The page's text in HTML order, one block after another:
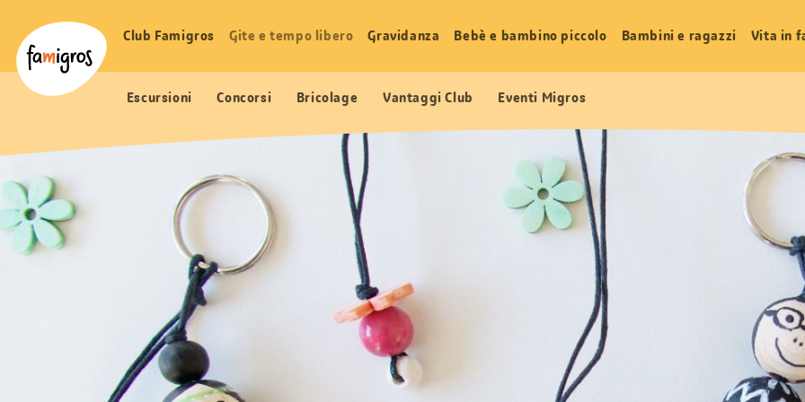
segnalibri
Logo
Navigazione
Club Famigros Gite e tempo libero Gravidanza Bebè e bambino piccolo Bambini e ragazzi Vita in
Escursioni Concorsi Bricolage Vantaggi Club Eventi Migros